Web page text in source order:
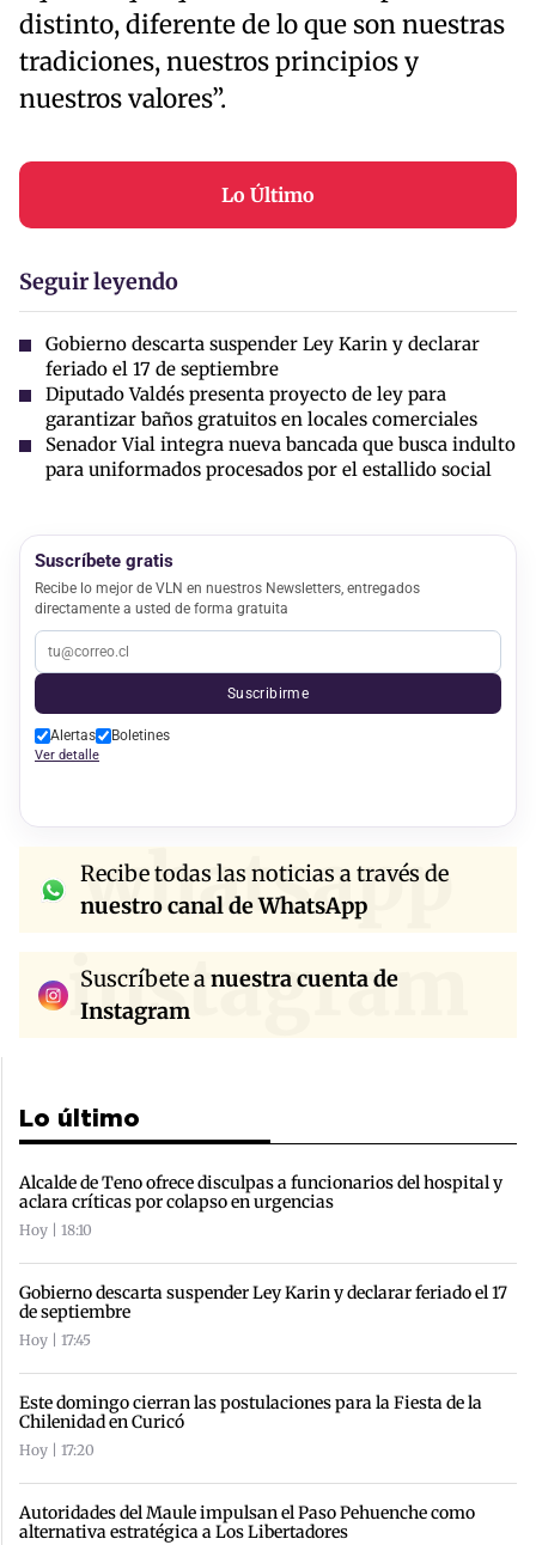
distinto, diferente de lo que son nuestras
tradiciones, nuestros principios y
nuestros valores”.
Lo Último
Seguir leyendo
Gobierno descarta suspender Ley Karin y declarar
feriado el 17 de septiembre
Diputado Valdés presenta proyecto de ley para
garantizar baños gratuitos en locales comerciales
Senador Vial integra nueva bancada que busca indulto
para uniformados procesados por el estallido social
Suscríbete gratis
Recibe lo mejor de VLN en nuestros Newsletters, entregados
directamente a usted de forma gratuita
Suscribirme
Alertas Boletines
Ver detalle
whatsapp
Recibe todas las noticias a través de
nuestro canal de WhatsApp
instagram
Suscríbete anuestra cuenta de
Instagram
Lo último
Alcalde de Teno ofrece disculpas a funcionarios del hospital y
aclara críticas por colapso en urgencias
Hoy | 18:10
Gobierno descarta suspender Ley Karin y declarar feriado el 17
de septiembre
Hoy | 17:45
Este domingo cierran las postulaciones para la Fiesta de la
Chilenidad en Curicó
Hoy | 17:20
Autoridades del Maule impulsan el Paso Pehuenche como
alternativa estratégica a Los Libertadores